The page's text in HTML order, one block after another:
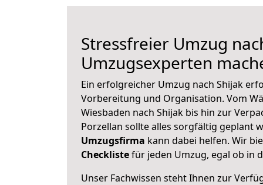
Stressfreier Umzug
Umzugsexperten
Ein erfolgreicher Umzug nach Shijak
Vorbereitung und Organisation. Vom
Wiesbaden nach Shijak bis hin zur
Porzellan sollte alles sorgfältig geplant
Umzugsfirma kann dabei helfen. Wir
Checklistefür jeden Umzug, egal ob in
Unser Fachwissen steht Ihnen zur